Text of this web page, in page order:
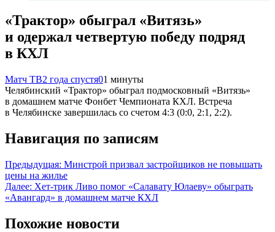
«Трактор» обыграл «Витязь»
и одержал четвертую победу подряд
в КХЛ
Матч ТВ2 года спустя01 минуты
Челябинский «Трактор» обыграл подмосковный «Витязь»
в домашнем матче Фонбет Чемпионата КХЛ. Встреча
в Челябинске завершилась со счетом 4:3 (0:0, 2:1, 2:2).
Навигация по записям
Предыдущая: Минстрой призвал застройщиков не повышать
цены на жилье
Далее: Хет‑трик Ливо помог «Салавату Юлаеву» обыграть
«Авангард» в домашнем матче КХЛ
Похожие новости